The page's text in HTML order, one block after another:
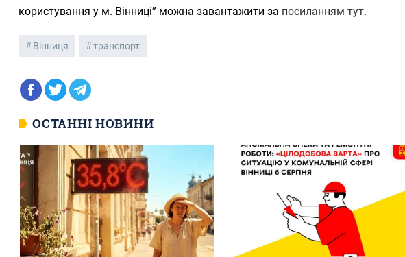
користування у м. Вінниці” можна завантажити за посиланням тут.
Вінниця транспорт
ОСТАННІ НОВИНИ